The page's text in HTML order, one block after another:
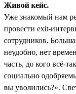
Живой кейс.
Уже знакомый нам
провести exit-
сотрудников.
неудобно, нет
часть, до кого всё-
социально
вы уволились?».